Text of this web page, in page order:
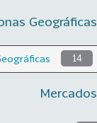
Geográficas
14
Mercados